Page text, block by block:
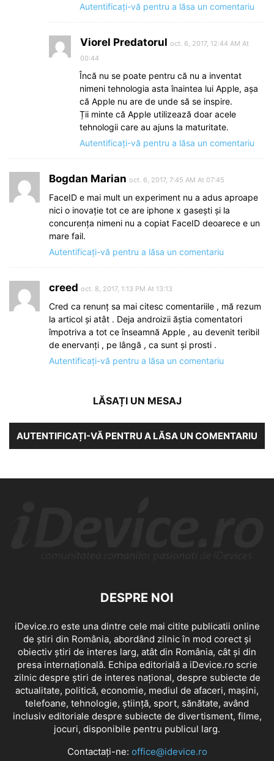
Autentificați-vă pentru a lăsa un comentariu
Viorel Predatorul oct. 6, 2017, 12:44 AM At
00:44
Încă nu se poate pentru că nu a inventat
nimeni tehnologia asta înaintea lui Apple, așa
că Apple nu are de unde să se inspire.
Ții minte că Apple utilizează doar acele
tehnologii care au ajuns la maturitate.
Autentificați-vă pentru a lăsa un comentariu
Bogdan Marian oct. 6, 2017, 7:45 AM At 07:45
FaceID e mai mult un experiment nu a adus aproape
nici o inovație tot ce are iphone x gasești și la
concurența nimeni nu a copiat FaceID deoarece e un
mare fail.
Autentificați-vă pentru a lăsa un comentariu
creed oct. 8, 2017, 1:13 PM At 13:13
Cred ca renunț sa mai citesc comentariile , mă rezum
la articol și atât . Deja androizii ăștia comentatori
împotriva a tot ce înseamnă Apple , au devenit teribil
de enervanți , pe lângă , ca sunt și prosti .
Autentificați-vă pentru a lăsa un comentariu
LĂSAȚI UN MESAJ
AUTENTIFICAȚI-VĂ PENTRU A LĂSA UN COMENTARIU
DESPRE NOI
iDevice.ro este una dintre cele mai citite publicatii online
de știri din România, abordând zilnic în mod corect și
obiectiv știri de interes larg, atât din România, cât și din
presa internațională. Echipa editorială a iDevice.ro scrie
zilnic despre știri de interes național, despre subiecte de
actualitate, politică, economie, mediul de afaceri, mașini,
telefoane, tehnologie, știință, sport, sănătate, având
inclusiv editoriale despre subiecte de divertisment, filme,
jocuri, disponibile pentru publicul larg.
Contactați-ne: office@idevice.ro